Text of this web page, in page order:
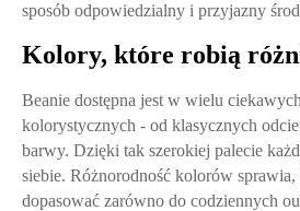
sposób odpowiedzialny i przyjazny
Kolory, które robią
Beanie dostępna jest w wielu
kolorystycznych - od klasycznych
barwy. Dzięki tak szerokiej palecie
siebie. Różnorodność kolorów sprawia,
dopasować zarówno do codziennych